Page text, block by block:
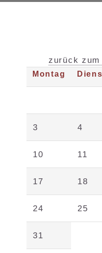
zurück
Montag
3 4
10 11
17 18
24 25
31